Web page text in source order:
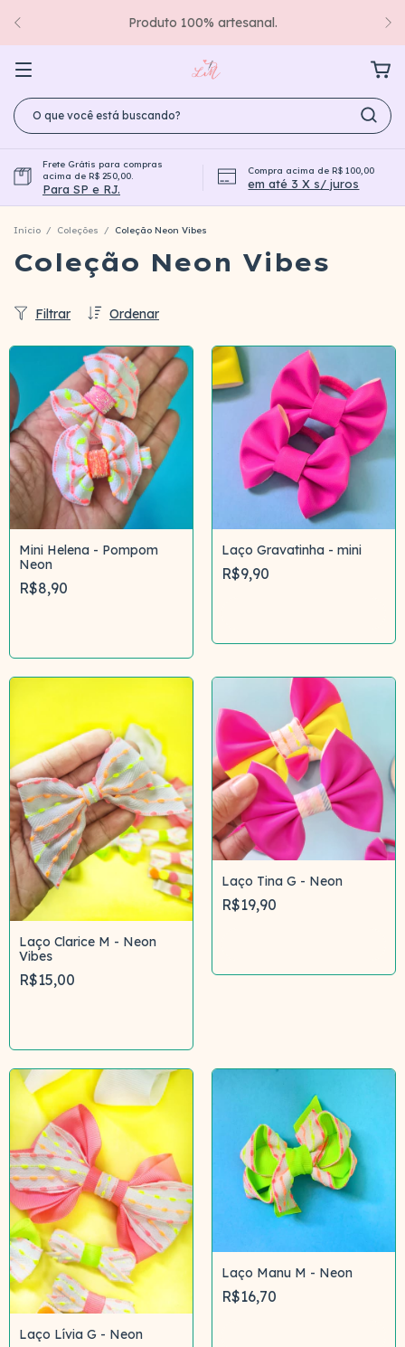
Produto 100% artesanal.
Frete Grátis para compras
acima de R$ 250,00.
Para SP e RJ.
Compra acima de R$ 100,00
em até 3 X s/ juros
Início / Coleções / Coleção Neon Vibes
Coleção Neon Vibes
Ordenar
Filtrar
Mini Helena - Pompom
Neon
R$8,90
Laço Gravatinha - mini
R$9,90
Laço Clarice M - Neon
Vibes
R$15,00
Laço Tina G - Neon
R$19,90
Laço Lívia G - Neon
Laço Manu M - Neon
R$16,70